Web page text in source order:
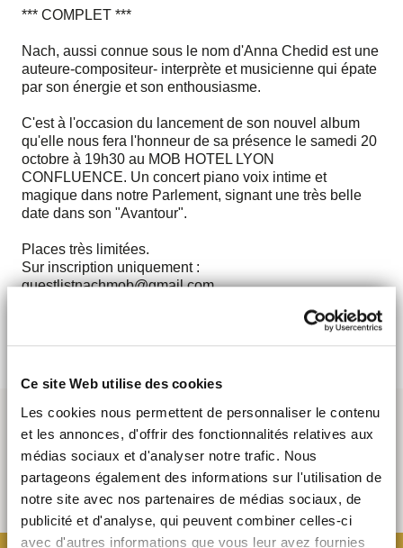
Ce site Web utilise des cookies
Les cookies nous permettent de personnaliser le contenu
et les annonces, d'offrir des fonctionnalités relatives aux
médias sociaux et d'analyser notre trafic. Nous
partageons également des informations sur l'utilisation de
notre site avec nos partenaires de médias sociaux, de
publicité et d'analyse, qui peuvent combiner celles-ci
avec d'autres informations que vous leur avez fournies
*** COMPLET ***
Nach, aussi connue sous le nom d'Anna Chedid est une
auteure-compositeur- interprète et musicienne qui épate
par son énergie et son enthousiasme.
C'est à l'occasion du lancement de son nouvel album
qu'elle nous fera l'honneur de sa présence le samedi 20
octobre à 19h30 au MOB HOTEL LYON
CONFLUENCE. Un concert piano voix intime et
magique dans notre Parlement, signant une très belle
date dans son "Avantour".
Places très limitées.
Sur inscription uniquement :
guestlistnachmob@gmail.com.